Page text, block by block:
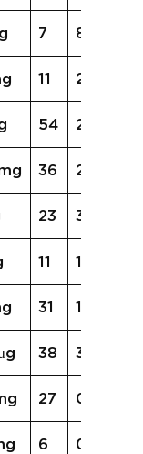
7 83mg
11 224mg
54 280mg
36 236.7mg
23 30mg
11 1.6mg
31 1.20mg
38 31.24μg
27 0.08mg
6 0.19mg